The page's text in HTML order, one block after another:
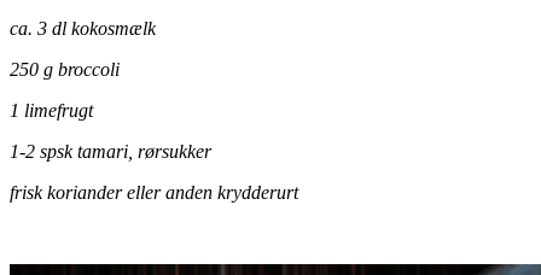
ca. 3 dl kokosmælk
250 g broccoli
1 limefrugt
1-2 spsk tamari, rørsukker
frisk koriander eller anden krydderurt